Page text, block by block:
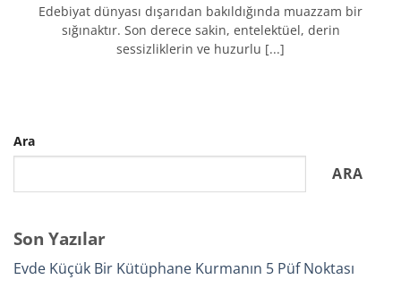
Edebiyat dünyası dışarıdan bakıldığında muazzam bir
sığınaktır. Son derece sakin, entelektüel, derin
sessizliklerin ve huzurlu [...]
Ara
ARA
Son Yazılar
Evde Küçük Bir Kütüphane Kurmanın 5 Püf Noktası